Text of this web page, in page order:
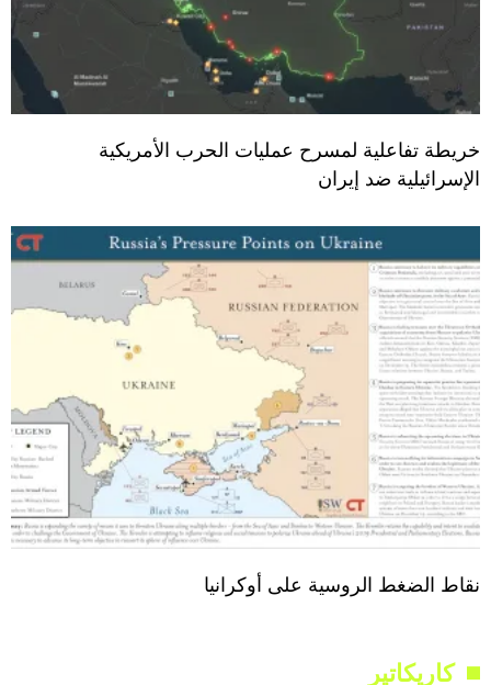
خريطة تفاعلية لمسرح عمليات الحرب الأمريكية
الإسرائيلية ضد إيران
نقاط الضغط الروسية على أوكرانيا
كاريكاتير